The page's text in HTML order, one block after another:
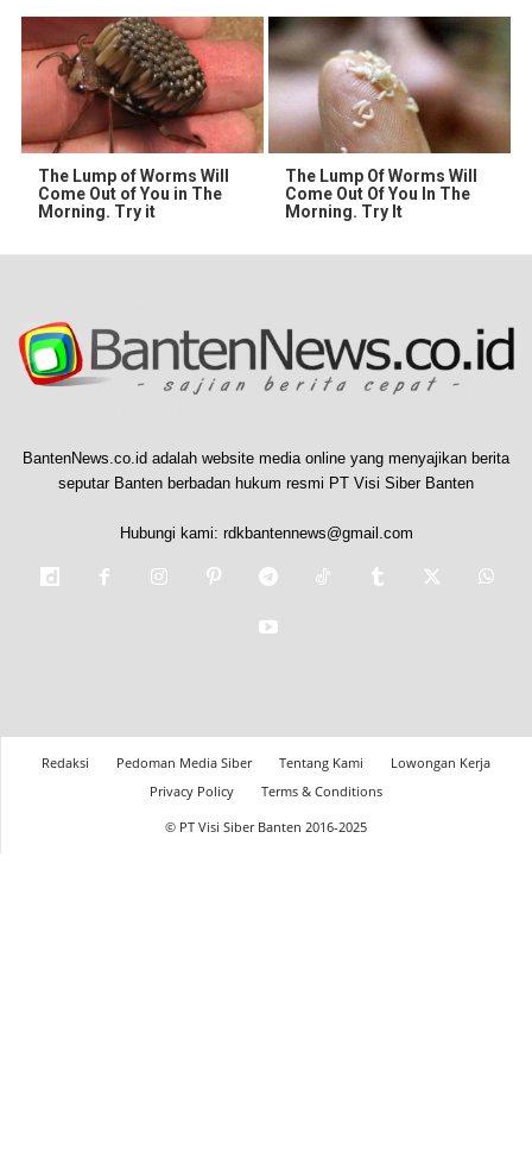
The Lump of Worms Will
Come Out of You in The
Morning. Try it
The Lump Of Worms Will
Come Out Of You In The
Morning. Try It
BantenNews.co.id adalah website media online yang menyajikan berita
seputar Banten berbadan hukum resmi PT Visi Siber Banten
Hubungi kami: rdkbantennews@gmail.com
Redaksi Pedoman Media Siber Tentang Kami
Lowongan Kerja
Privacy Policy
Terms & Conditions
© PT Visi Siber Banten 2016-2025